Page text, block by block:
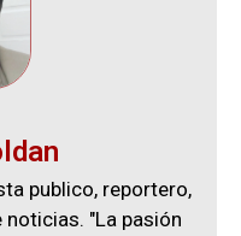
publico, reportero,
"La pasión